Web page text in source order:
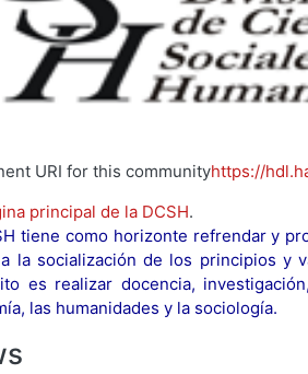
URI for this communityhttps://
principal de la DCSH.
tiene como horizonte refrendar y
la socialización de los principios y
es realizar docencia,
las humanidades y la sociología.